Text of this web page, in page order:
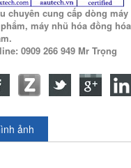
chuyên cung cấp dòng máy
máy nhũ hóa đồng
0909 266 949 Mr Trọng
ảnh